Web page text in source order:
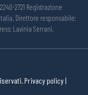
2721 Registrazione
Direttore responsabile:
Lavinia Serrani.
Privacy policy|